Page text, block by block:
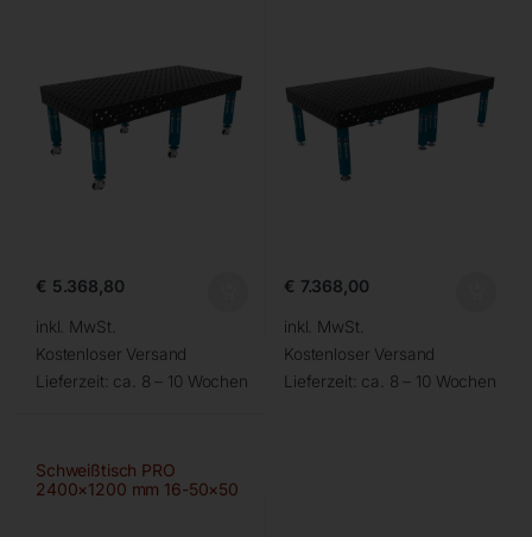
€ 5.368,80
inkl. MwSt.
Kostenloser Versand
Lieferzeit: ca. 8 – 10 Wochen
€ 7.368,00
inkl. MwSt.
Kostenloser Versand
Lieferzeit: ca. 8 – 10 Wochen
Schweißtisch PRO
2400×1200 mm 16-50×50